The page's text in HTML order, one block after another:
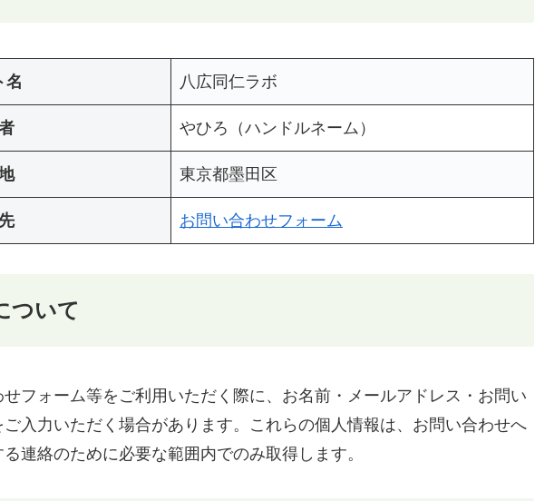
名 八広同仁ラボ
やひろ（ハンドルネーム）
東京都墨田区
お問い合わせフォーム
ついて
フォーム等をご利用いただく際に、お名前・メールアドレス・お問い
入力いただく場合があります。これらの個人情報は、お問い合わせへ
連絡のために必要な範囲内でのみ取得します。